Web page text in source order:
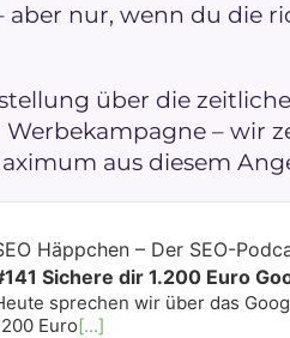
aber nur, wenn du die
über die
– wir
aus diesem
Häppchen – Der SEO-
Sichere dir 1.200 Euro
sprechen wir über das
Euro[...]